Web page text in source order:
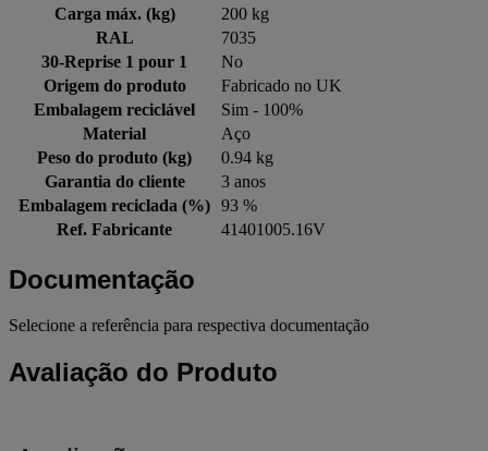
Carga máx. (kg)
200 kg
RAL
7035
30-Reprise 1 pour 1
No
Origem do produto
Fabricado no UK
Embalagem reciclável
Sim - 100%
Material
Aço
Peso do produto (kg)
0.94 kg
Garantia do cliente
3 anos
Embalagem reciclada (%) 93 %
Ref. Fabricante
41401005.16V
Documentação
Selecione a referência para respectiva documentação
Avaliação do Produto